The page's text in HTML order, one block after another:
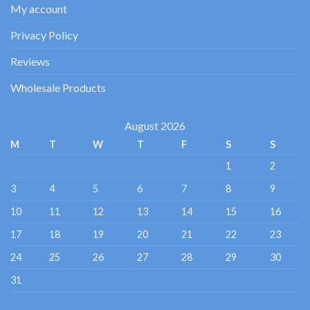
My account
Privacy Policy
Reviews
Wholesale Products
August 2026
M T W T F S
S
1
2
3
4 5 6 7 8
9
10
11 12 13 14 15
16
17
18 19 20 21 22
23
24
25 26 27 28 29
30
31